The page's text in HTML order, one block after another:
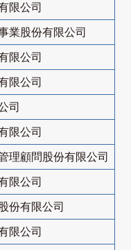
限公司
業股份有限公司
限公司
限公司
司
限公司
理顧問股份有限公司
限公司
份有限公司
限公司